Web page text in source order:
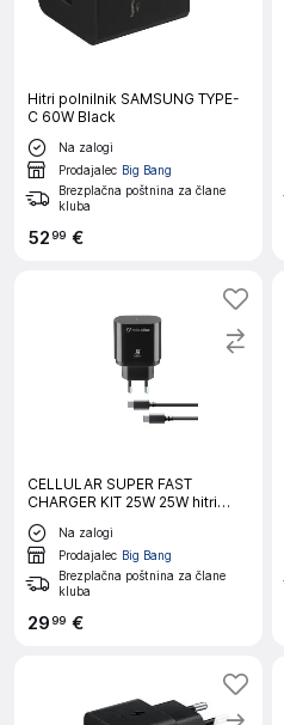
Hitri polnilnik SAMSUNG TYPE-
C 60W Black
Na zalogi
Prodajalec Big Bang
Brezplačna poštnina za člane
kluba
5299 €
CELLULAR SUPER FAST
CHARGER KIT 25W 25W hitri
hišni polnilec adapter + 100CM
USB-C v USB-C kabel črn
Na zalogi
Prodajalec Big Bang
Brezplačna poštnina za člane
kluba
2999 €